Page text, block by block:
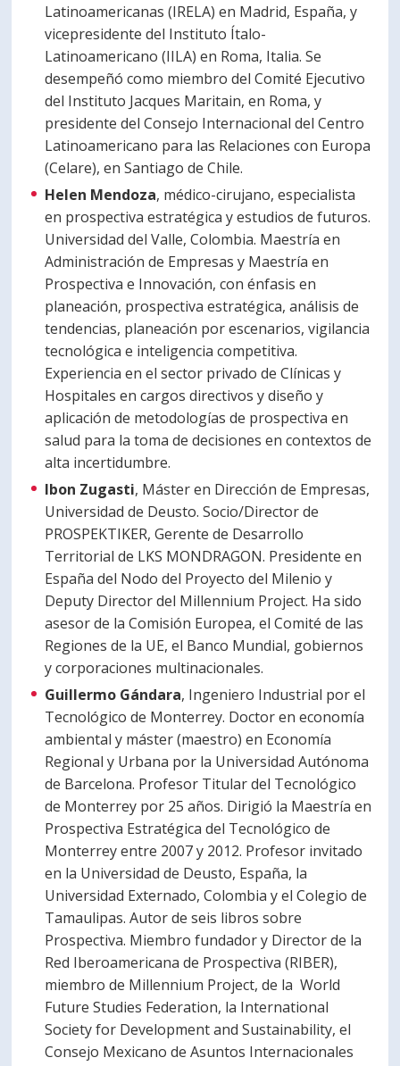
Latinoamericanas (IRELA) en Madrid, España, y
vicepresidente del Instituto Ítalo-
Latinoamericano (IILA) en Roma, Italia. Se
desempeñó como miembro del Comité Ejecutivo
del Instituto Jacques Maritain, en Roma, y
presidente del Consejo Internacional del Centro
Latinoamericano para las Relaciones con Europa
(Celare), en Santiago de Chile.
Helen Mendoza, médico-cirujano, especialista
en prospectiva estratégica y estudios de futuros.
Universidad del Valle, Colombia. Maestría en
Administración de Empresas y Maestría en
Prospectiva e Innovación, con énfasis en
planeación, prospectiva estratégica, análisis de
tendencias, planeación por escenarios, vigilancia
tecnológica e inteligencia competitiva.
Experiencia en el sector privado de Clínicas y
Hospitales en cargos directivos y diseño y
aplicación de metodologías de prospectiva en
salud para la toma de decisiones en contextos de
alta incertidumbre.
Ibon Zugasti, Máster en Dirección de Empresas,
Universidad de Deusto. Socio/Director de
PROSPEKTIKER, Gerente de Desarrollo
Territorial de LKS MONDRAGON. Presidente en
España del Nodo del Proyecto del Milenio y
Deputy Director del Millennium Project. Ha sido
asesor de la Comisión Europea, el Comité de las
Regiones de la UE, el Banco Mundial, gobiernos
y corporaciones multinacionales.
Guillermo Gándara, Ingeniero Industrial por el
Tecnológico de Monterrey. Doctor en economía
ambiental y máster (maestro) en Economía
Regional y Urbana por la Universidad Autónoma
de Barcelona. Profesor Titular del Tecnológico
de Monterrey por 25 años. Dirigió la Maestría en
Prospectiva Estratégica del Tecnológico de
Monterrey entre 2007 y 2012. Profesor invitado
en la Universidad de Deusto, España, la
Universidad Externado, Colombia y el Colegio de
Tamaulipas. Autor de seis libros sobre
Prospectiva. Miembro fundador y Director de la
Red Iberoamericana de Prospectiva (RIBER),
miembro de Millennium Project, de la World
Future Studies Federation, la International
Society for Development and Sustainability, el
Consejo Mexicano de Asuntos Internacionales